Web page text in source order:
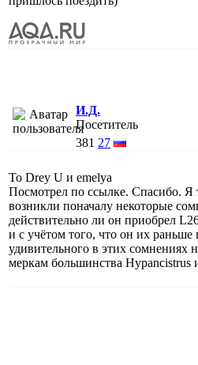
И.Д.
Посетитель
381 27
To Drey U и emelya
Посмотрел по ссылке. Спасибо. Я
возникли поначалу некоторые
действительно ли он приобрел
и с учётом того, что он их раньше
удивительного в этих сомнениях
меркам большинства Hypancistrus